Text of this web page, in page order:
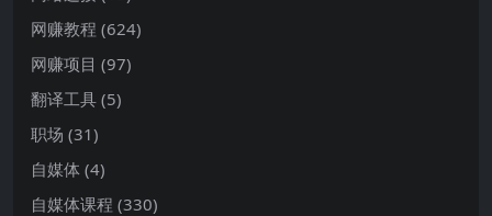
网赚教程 (624)
网赚项目 (97)
翻译工具 (5)
职场 (31)
自媒体 (4)
自媒体课程 (330)